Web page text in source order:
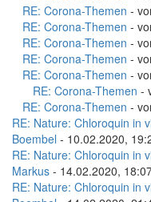
RE: Corona-Themen -
RE: Corona-Themen -
RE: Corona-Themen -
RE: Corona-Themen -
RE: Corona-Themen -
RE: Corona-Themen -
RE: Corona-Themen -
RE: Nature: Chloroquin in
Boembel - 10.02.2020,
RE: Nature: Chloroquin in
Markus - 14.02.2020,
RE: Nature: Chloroquin in